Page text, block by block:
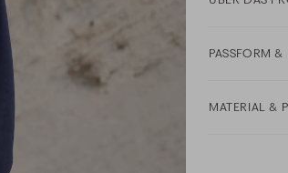
PASSFORM &
MATERIAL &